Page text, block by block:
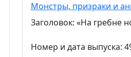
Монстры, призраки и
Заголовок: «На гребне
Номер и дата выпуска: